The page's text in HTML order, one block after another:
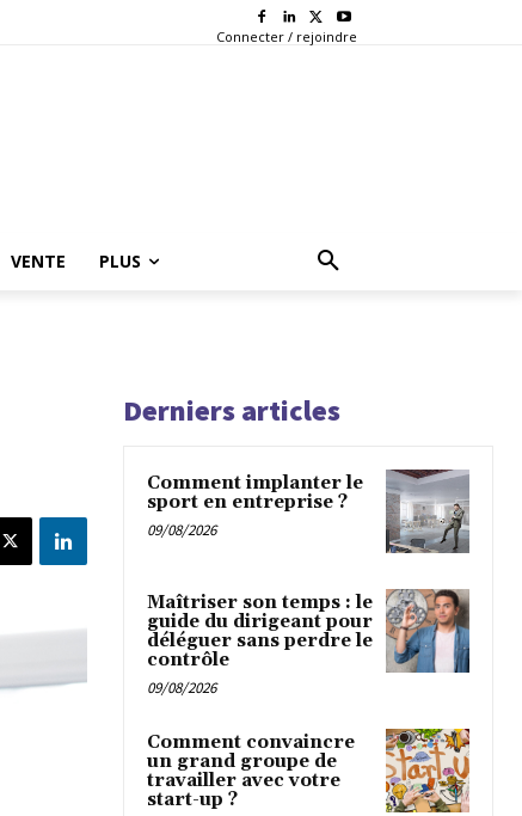
Connecter / rejoindre
VENTE PLUS
Derniers articles
Comment implanter le
sport en entreprise ?
09/08/2026
Maîtriser son temps : le
guide du dirigeant pour
déléguer sans perdre le
contrôle
09/08/2026
Comment convaincre
un grand groupe de
travailler avec votre
start-up ?